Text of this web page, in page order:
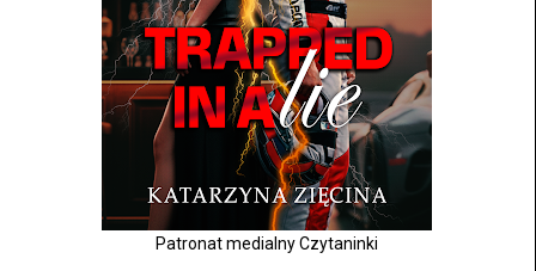
Patronat medialny Czytaninki